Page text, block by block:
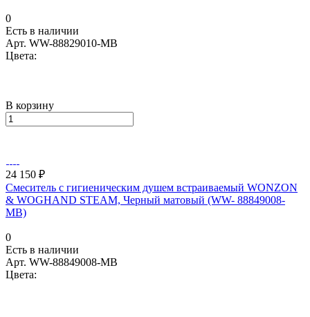
0
Есть в наличии
Арт. WW-88829010-MB
Цвета:
В корзину
24 150 ₽
Смеситель с гигиеническим душем встраиваемый WONZON
& WOGHAND STEAM, Черный матовый (WW- 88849008-
MB)
0
Есть в наличии
Арт. WW-88849008-MB
Цвета: